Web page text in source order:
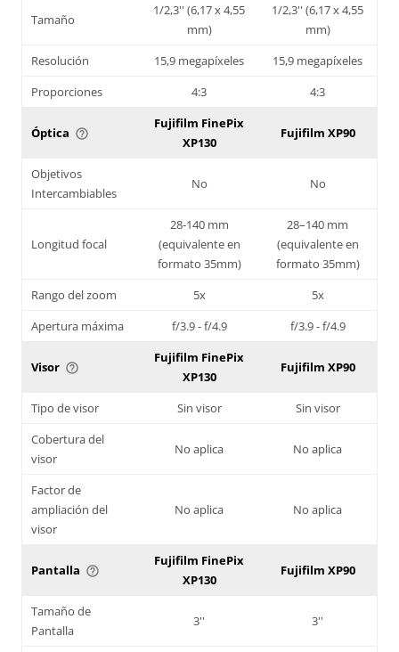
Tamaño
1/2,3'' (6,17 x 4,55
mm)
1/2,3'' (6,17 x 4,55
mm)
Resolución
15,9 megapíxeles
15,9 megapíxeles
Proporciones
4:3 4:3
Óptica help_outline
Fujifilm FinePix
XP130
Fujifilm XP90
Objetivos
Intercambiables
No No
Longitud focal
28-140 mm
(equivalente en
formato 35mm)
28–140 mm
(equivalente en
formato 35mm)
Rango del zoom
5x
5x
Apertura máxima
f/3.9 - f/4.9 f/3.9 - f/4.9
Visor help_outline
Fujifilm FinePix
XP130
Fujifilm XP90
Tipo de visor Sin visor
Sin visor
Cobertura del
visor
No aplica No aplica
Factor de
ampliación del
visor
No aplica No aplica
Pantalla help_outline
Fujifilm FinePix
XP130
Fujifilm XP90
Tamaño de
Pantalla
3'' 3''